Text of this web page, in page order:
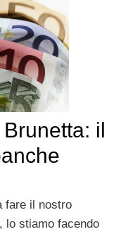
il
fare il nostro
lo stiamo facendo